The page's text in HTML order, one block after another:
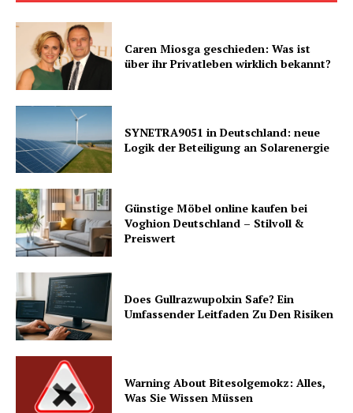
Caren Miosga geschieden: Was ist
über ihr Privatleben wirklich bekannt?
SYNETRA9051 in Deutschland: neue
Logik der Beteiligung an Solarenergie
Günstige Möbel online kaufen bei
Voghion Deutschland – Stilvoll &
Preiswert
Does Gullrazwupolxin Safe? Ein
Umfassender Leitfaden Zu Den Risiken
Warning About Bitesolgemokz: Alles,
Was Sie Wissen Müssen